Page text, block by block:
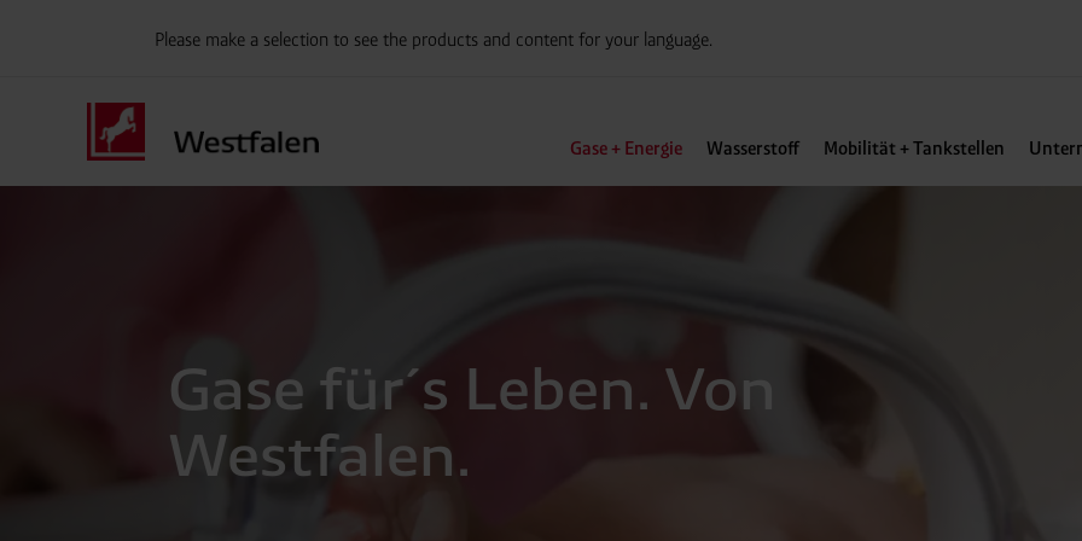
Please make a selection to see the products and content for your language.
Gase + Energie Wasserstoff Mobilität + Tankstellen
Gase für´s Leben. Von
Westfalen.